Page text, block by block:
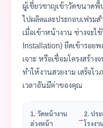
ผู้เชี่ยวชาญเข้าวัดขนาดพื้
ไปผลิตและประกอบเฟรมส
เมื่อเข้าหน้างาน ช่างจะใ
Installation) ยึดเข้ารอย
เจาะ หรือเชื่อมโครงสร้า
ทำให้งานสวยงาม เสร็จไ
เวลาอันมีค่าของคุณ
1. วัดหน้างาน
ล่วงหน้า
→
2. ปร
โรงงาน